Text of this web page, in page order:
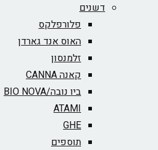
דשנים
פלורפלקס
האוס אנד גארדן
זלמנסון
קאנה CANNA
ביו נובה/BIO NOVA‏
ATAMI
GHE
תוספים